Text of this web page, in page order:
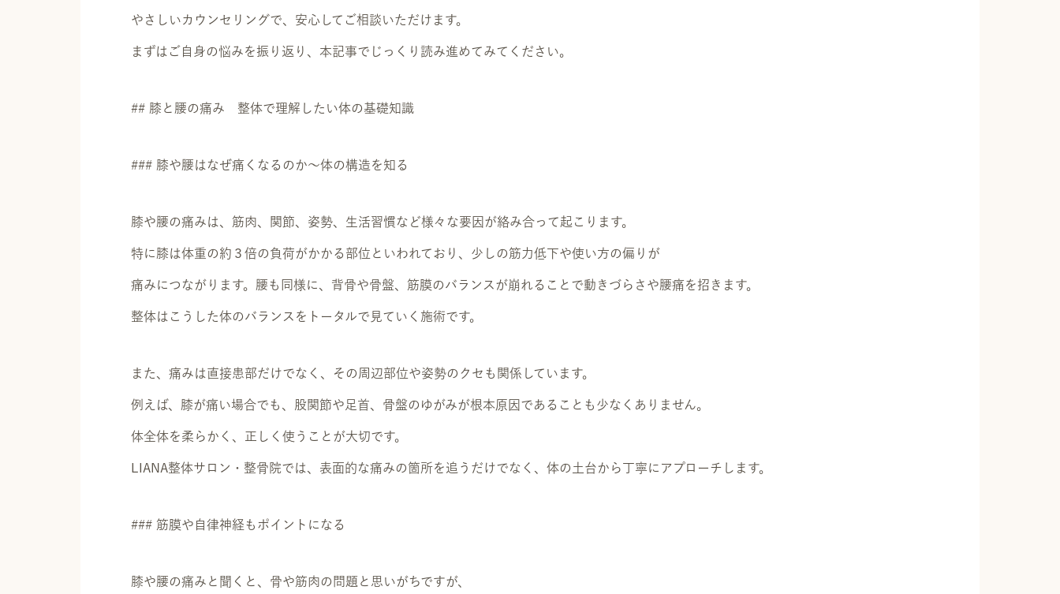
やさしいカウンセリングで、安心してご相談いただけます。
まずはご自身の悩みを振り返り、本記事でじっくり読み進めてみてください。
## 膝と腰の痛み 整体で理解したい体の基礎知識
### 膝や腰はなぜ痛くなるのか～体の構造を知る
膝や腰の痛みは、筋肉、関節、姿勢、生活習慣など様々な要因が絡み合って起こります。
特に膝は体重の約３倍の負荷がかかる部位といわれており、少しの筋力低下や使い方の偏りが
痛みにつながります。腰も同様に、背骨や骨盤、筋膜のバランスが崩れることで動きづらさや腰痛を招きます。
整体はこうした体のバランスをトータルで見ていく施術です。
また、痛みは直接患部だけでなく、その周辺部位や姿勢のクセも関係しています。
例えば、膝が痛い場合でも、股関節や足首、骨盤のゆがみが根本原因であることも少なくありません。
体全体を柔らかく、正しく使うことが大切です。
LIANA整体サロン・整骨院では、表面的な痛みの箇所を追うだけでなく、体の土台から丁寧にアプローチします。
### 筋膜や自律神経もポイントになる
膝や腰の痛みと聞くと、骨や筋肉の問題と思いがちですが、